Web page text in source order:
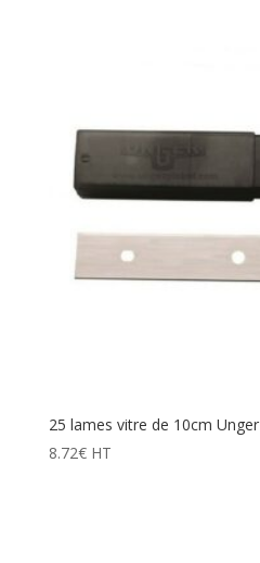
25 lames vitre de 10cm Unger
8.72€ HT